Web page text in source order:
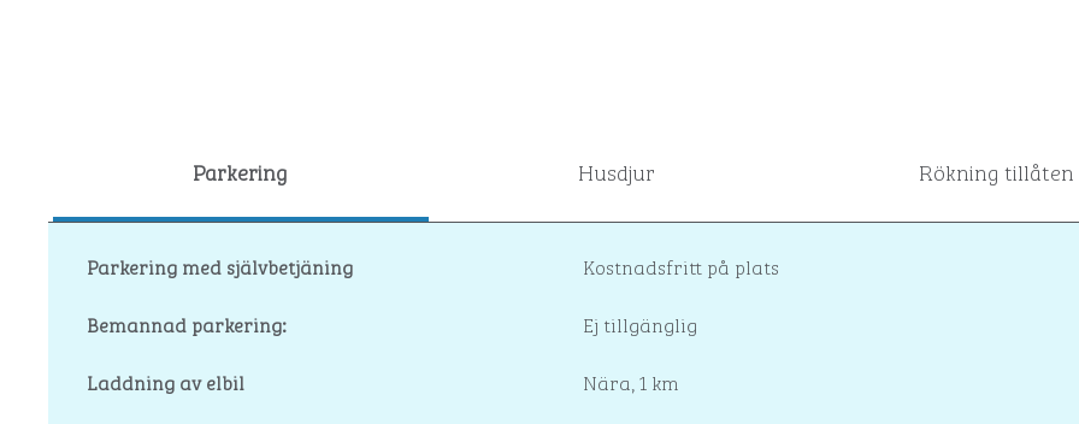
Parkering Husdjur Rökning tillåten
Parkering med självbetjäning
Kostnadsfritt på plats
Bemannad parkering:
Ej tillgänglig
Laddning av elbil
Nära, 1 km